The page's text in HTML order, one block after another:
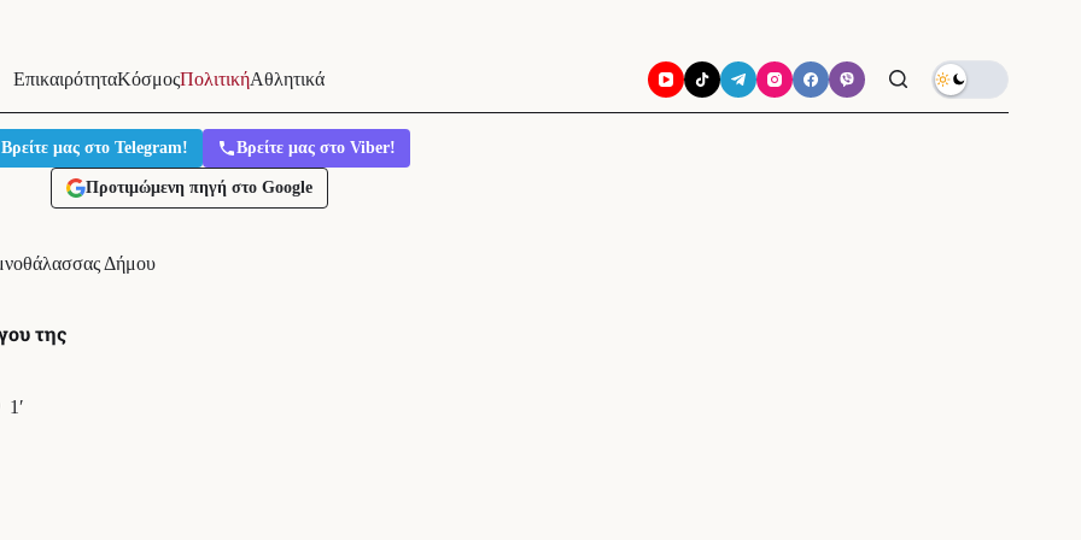
ΕπικαιρότηταΚόσμοςΠολιτικήΑθλητικά
Βρείτε μας στο Telegram! Βρείτε μας στο Viber!
Προτιμώμενη πηγή στο Google
Δήμου
της
1′